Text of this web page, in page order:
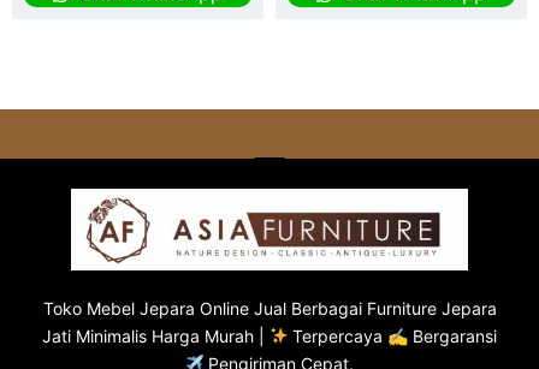
Toko Mebel Jepara Online Jual Berbagai Furniture Jepara
Jati Minimalis Harga Murah |
Terpercaya ✍ Bergaransi
Pengiriman Cepat.